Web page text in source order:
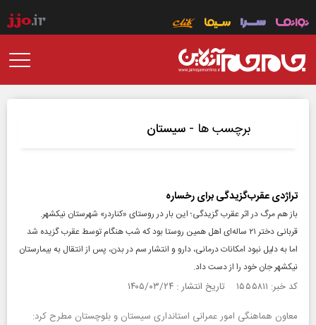
برچسب ها - سیستان
تراژدی عقرب‌گزیدگی برای رخساره
باز هم مرگ در اثر عقرب گزیدگی‌؛ این بار در روستای «کناردر» شهرستان نیکشهر.
قربانی دختر ۲۱ ساله‌ای اهل همین روستا بود که شب هنگام توسط عقرب گزیده شد
اما به دلیل نبود امکانات درمانی، دارو و انتشار سم در بدن، پس از انتقال به بیمارستان
نیکشهر جان خود را از دست داد.
کد خبر: ۱۵۵۵۸۱۱ تاریخ انتشار : ۱۴۰۵/۰۳/۲۴
معاون هماهنگی امور عمرانی استانداری سیستان و بلوچستان مطرح کرد: